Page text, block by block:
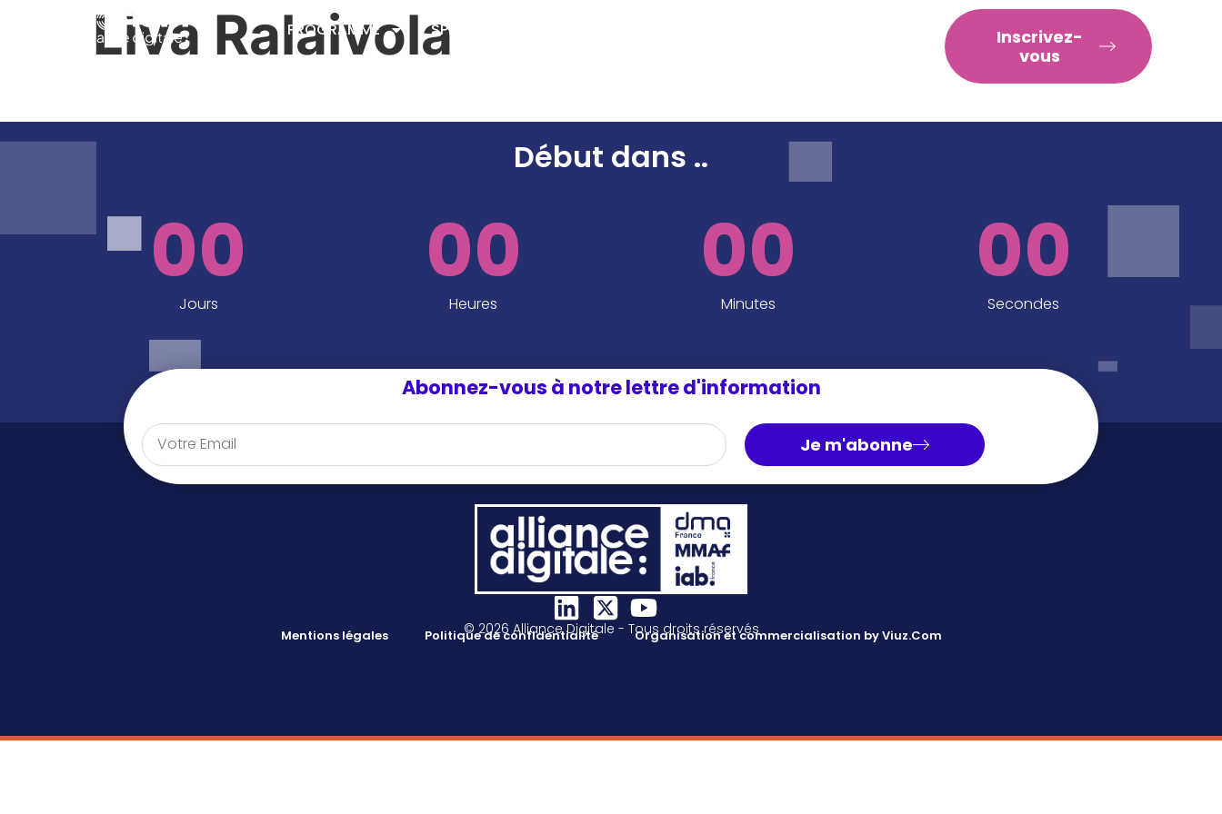
PROGRAMME SPEAKERS
Inscrivez-
vous
Liva Ralaivola
Début dans ..
00
Jours
00
Heures
00
Minutes
00
Secondes
Abonnez-vous à notre lettre d'information
Je m'abonne
© 2026 Alliance Digitale - Tous droits réservés
Mentions légales Politique de confidentialité Organisation et commercialisation by Viuz.Com